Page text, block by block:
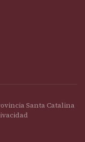
Santa Catalina